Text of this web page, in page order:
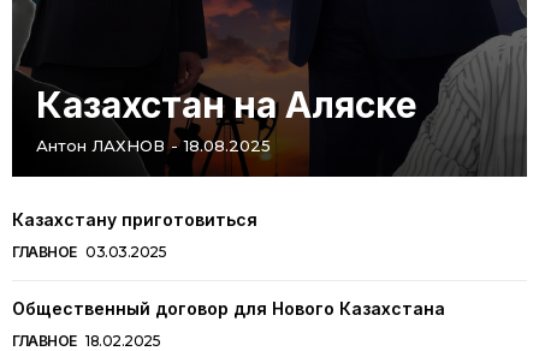
Казахстан на Аляске
Антон ЛАХНОВ - 18.08.2025
Казахстану приготовиться
ГЛАВНОЕ 03.03.2025
Общественный договор для Нового Казахстана
ГЛАВНОЕ 18.02.2025